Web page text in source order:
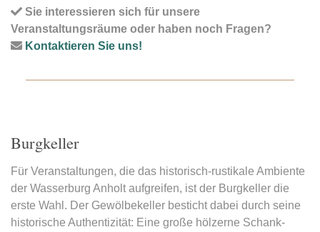
Sie interessieren sich für unsere
Veranstaltungsräume oder haben noch Fragen?
Kontaktieren Sie uns!
Burgkeller
Für Veranstaltungen, die das historisch-rustikale Ambiente
der Wasserburg Anholt aufgreifen, ist der Burgkeller die
erste Wahl. Der Gewölbekeller besticht dabei durch seine
historische Authentizität: Eine große hölzerne Schank-